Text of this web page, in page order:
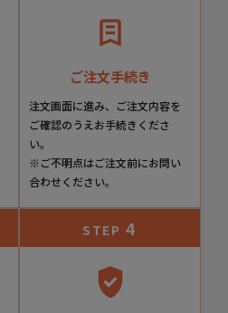
ご注文手続き
注文画面に進み、ご注文内容を
ご確認のうえお手続きくださ
い。
※ご不明点はご注文前にお問い
合わせください。
STEP 4